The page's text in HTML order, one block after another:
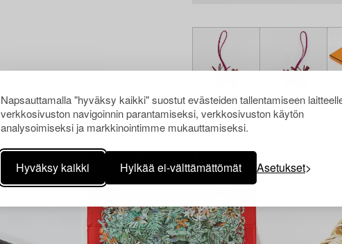
Napsauttamalla "hyväksy kaikki" suostut evästeiden tallentamiseen
verkkosivuston navigoinnin parantamiseksi, verkkosivuston käytön
analysoimiseksi ja markkinointimme mukauttamiseksi.
Hyväksy kaikki Hylkää ei-välttämättömät Asetukset
Muiden katsomia kohteita